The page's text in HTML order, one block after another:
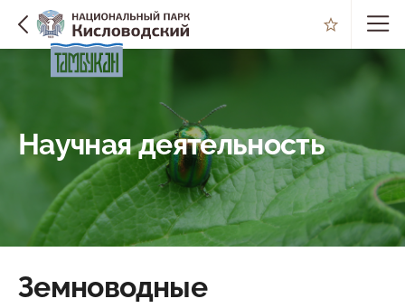
Научная деятельность
Земноводные